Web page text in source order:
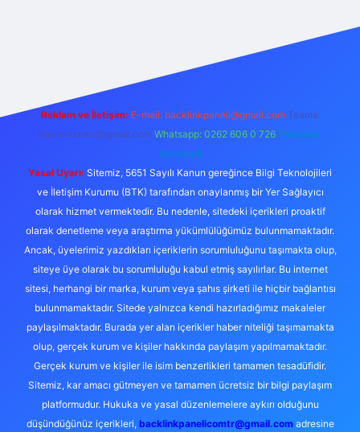
https://www.betexper.xyz/
Reklam ve İletişim: E-mail: backlinkpaneli@gmail.com Teams:
forumhizmeti@gmail.com Whatsapp: 0262 606 0 726 Telegram:
@karabul
Yasal Uyarı: Sitemiz, 5651 Sayılı Kanun gereğince Bilgi Teknolojileri
ve İletişim Kurumu (BTK) tarafından onaylanmış bir Yer Sağlayıcı
olarak hizmet vermektedir. Bu nedenle, sitedeki içerikleri proaktif
olarak denetleme veya araştırma yükümlülüğümüz bulunmamaktadır.
Ancak, üyelerimiz yazdıkları içeriklerin sorumluluğunu taşımakta olup,
siteye üye olarak bu sorumluluğu kabul etmiş sayılırlar. Bu internet
sitesi, herhangi bir marka, kurum veya şahıs şirketi ile hiçbir bağlantısı
bulunmamaktadır. Sitede yalnızca kendi hazırladığımız makaleler
paylaşılmaktadır. Burada yer alan içerikler haber niteliği taşımamakta
olup, gerçek kurum ve kişiler hakkında paylaşım yapılmamaktadır.
Gerçek kurum ve kişiler ile isim benzerlikleri tamamen tesadüfidir.
Sitemiz, kar amacı gütmeyen ve tamamen ücretsiz bir bilgi paylaşım
platformudur. Hukuka ve yasal düzenlemelere aykırı olduğunu
düşündüğünüz içerikleri, backlinkpanelicomtr@gmail.comadresine